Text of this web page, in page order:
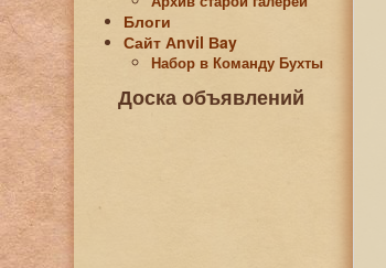
Блоги
Сайт Аnvil Вay
Набор в Команду Бухты
Доска объявлений